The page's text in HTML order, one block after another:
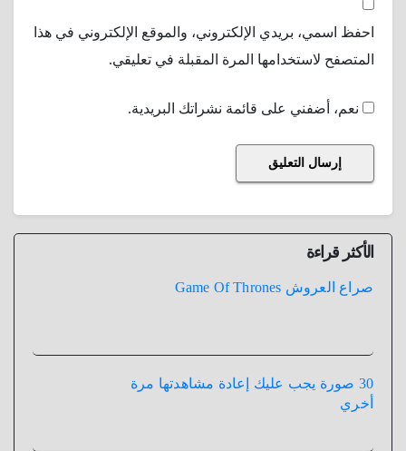
احفظ اسمي، بريدي الإلكتروني، والموقع الإلكتروني في هذا
المتصفح لاستخدامها المرة المقبلة في تعليقي.
نعم، أضفني على قائمة نشراتك البريدية.
الأكثر قراءة
صراع العروش Game Of Thrones
30 صورة يجب عليك إعادة مشاهدتها مرة
أخري